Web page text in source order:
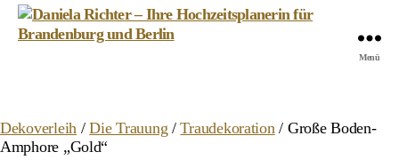
Hochzeitsplanerin
für
Menü
Dekoverleih /Die Trauung /Traudekoration/ Große Boden-
Amphore „Gold“